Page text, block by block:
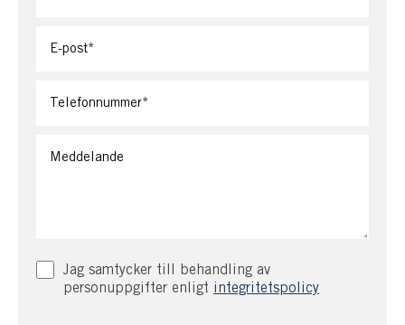
Jag samtycker till behandling av
personuppgifter enligt integritetspolicy